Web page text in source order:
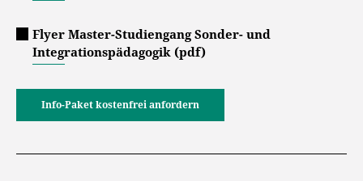
Flyer Master-Studiengang Sonder- und
Integrationspädagogik (pdf)
Info-Paket kostenfrei anfordern